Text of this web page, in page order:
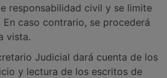
responsabilidad civil y se limite
caso contrario, se procederá
vista.
Judicial dará cuenta de los
y lectura de los escritos de